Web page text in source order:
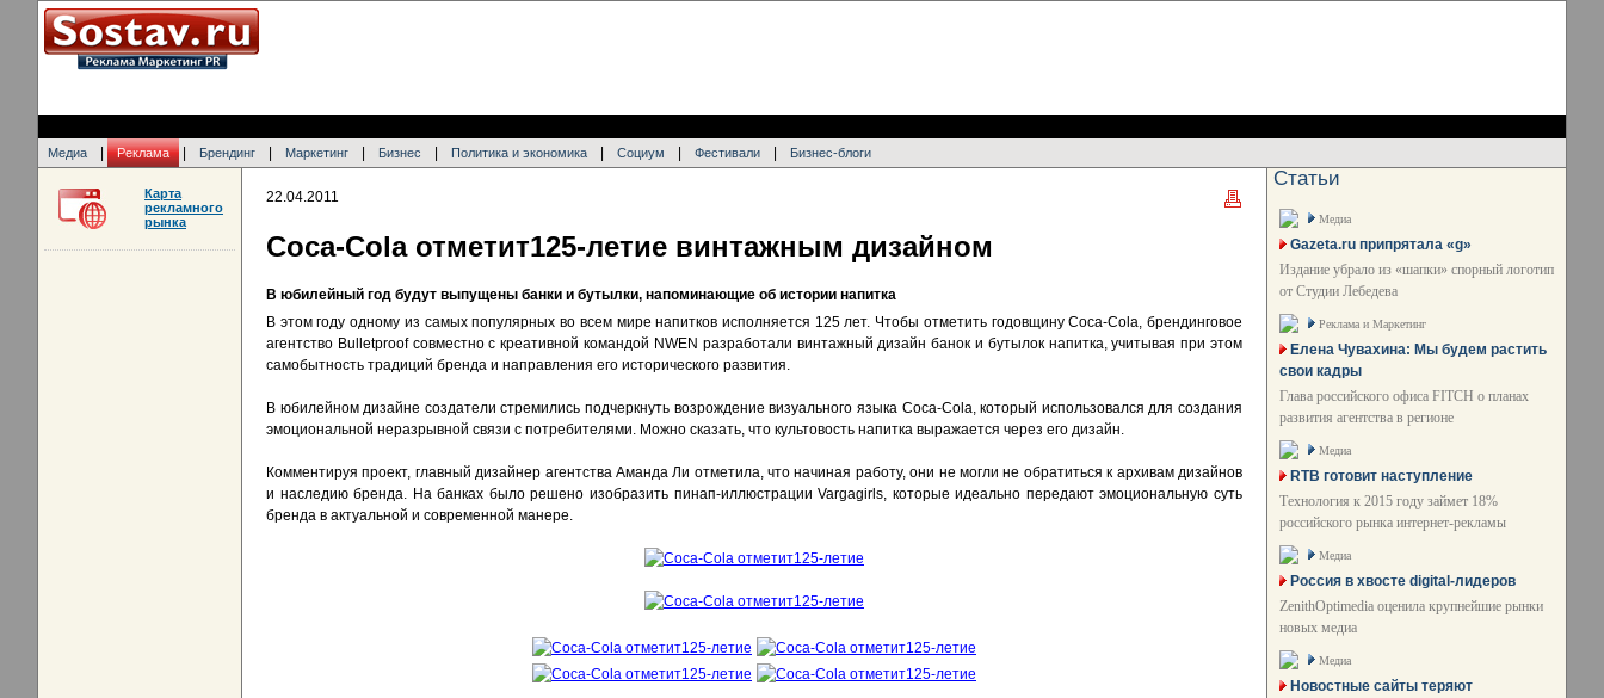
Медиа Реклама Брендинг Маркетинг Бизнес Политика и экономика Социум Фестивали Бизнес-блоги
22.04.2011
Coca-Cola отметит125-летие винтажным дизайном
В юбилейный год будут выпущены банки и бутылки, напоминающие об истории напитка
В этом году одному из самых популярных во всем мире напитков исполняется 125 лет. Чтобы отметить годовщину Coca-Cola, брендинговое
агентство Bulletproof совместно с креативной командой NWEN разработали винтажный дизайн банок и бутылок напитка, учитывая при этом
самобытность традиций бренда и направления его исторического развития.
В юбилейном дизайне создатели стремились подчеркнуть возрождение визуального языка Coca-Cola, который использовался для создания
эмоциональной неразрывной связи с потребителями. Можно сказать, что культовость напитка выражается через его дизайн.
Комментируя проект, главный дизайнер агентства Аманда Ли отметила, что начиная работу, они не могли не обратиться к архивам дизайнов
и наследию бренда. На банках было решено изобразить пинап-иллюстрации Vargagirls, которые идеально передают эмоциональную суть
бренда в актуальной и современной манере.
Карта
рекламного
рынка
Статьи
Медиа
Gazeta.ru припрятала «g»
Издание убрало из «шапки» спорный логотип
от Студии Лебедева
Реклама и Маркетинг
Елена Чувахина: Мы будем растить
свои кадры
Глава российского офиса FITCH о планах
развития агентства в регионе
Медиа
RTB готовит наступление
Технология к 2015 году займет 18%
российского рынка интернет-рекламы
Медиа
Россия в хвосте digital-лидеров
ZenithOptimedia оценила крупнейшие рынки
новых медиа
Медиа
Новостные сайты теряют